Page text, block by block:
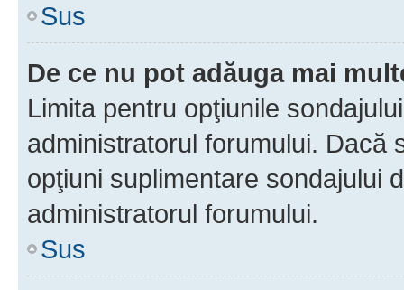
Sus
De ce nu pot adăuga mai
Limita pentru opţiunile
administratorul forumului. Dacă
opţiuni suplimentare sondajului
administratorul forumului.
Sus